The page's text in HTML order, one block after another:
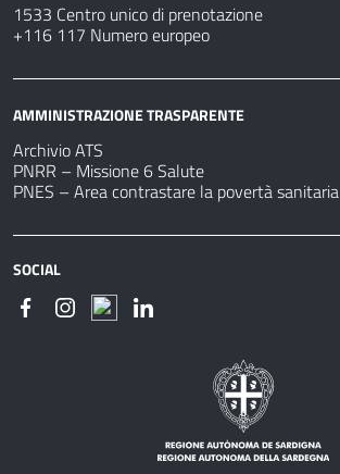
1533 Centro unico di prenotazione
+116 117 Numero europeo
AMMINISTRAZIONE TRASPARENTE
Archivio ATS
PNRR – Missione 6 Salute
PNES – Area contrastare la povertà sanitaria
SOCIAL